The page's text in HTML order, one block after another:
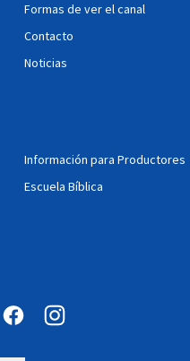
Formas de ver el canal
Contacto
Noticias
Información para Productores
Escuela Bíblica